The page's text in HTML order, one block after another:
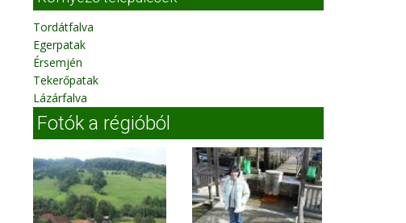
Tordátfalva
Egerpatak
Érsemjén
Tekerőpatak
Lázárfalva
Fotók a régióból